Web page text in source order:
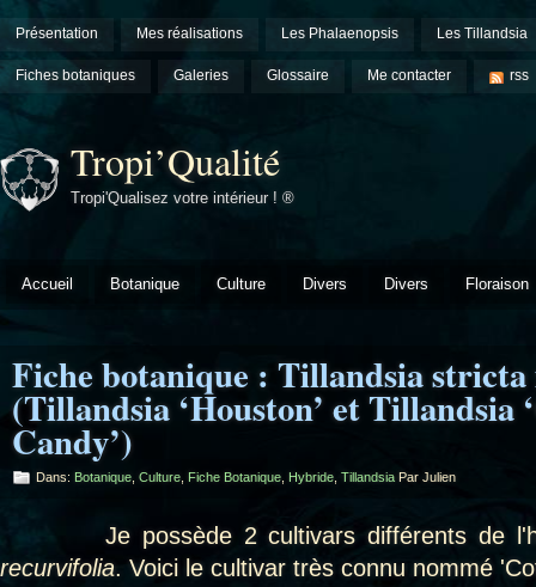
Présentation Mes réalisations Les Phalaenopsis Les Tillandsia
Fiches botaniques Galeries Glossaire Me contacter rss
Tropi’Qualité
Tropi'Qualisez votre intérieur ! ®
Accueil Botanique Culture Divers Divers Floraison
Fiche botanique : Tillandsia
(Tillandsia ‘Houston’ et Tillandsia
Candy’)
Dans: Botanique Culture Fiche Botanique Hybride Tillandsia Par Julien
Je possède 2 cultivars différents de
recurvifolia. Voici le cultivar très connu nommé